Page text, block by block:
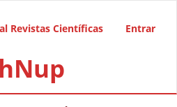
Revistas Científicas Entrar